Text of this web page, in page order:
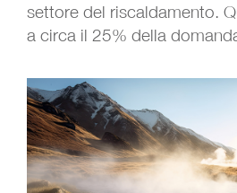
settore del riscaldamento.
a circa il 25% della